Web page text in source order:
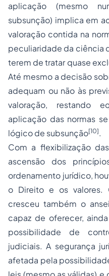
aplicação (mesmo
subsunção) implica em
valoração contida na
peculiaridade da ciência
terem de tratar quase
Até mesmo a decisão
adequam ou não às
valoração, restando
aplicação das normas
lógico de subsunção[10].
Com a flexibilização
ascensão dos
ordenamento jurídico,
o Direito e os valores.
cresceu também o
capaz de oferecer,
possibilidade de
judiciais. A segurança
afetada pela